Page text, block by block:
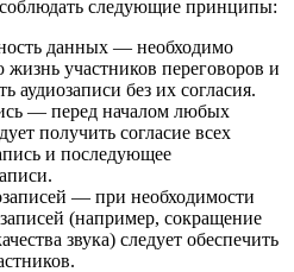
следующие принципы:
данных — необходимо
жизнь участников переговоров и
аудиозаписи без их согласия.
— перед началом любых
получить согласие всех
и последующее
— при необходимости
(например, сокращение
звука) следует обеспечить